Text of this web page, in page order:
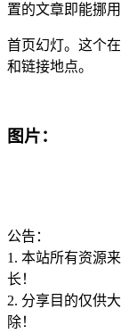
置的文章即能挪用
首页幻灯。这个
和链接地点。
图片：
公告：
1. 本站所有资源
长！
2. 分享目的仅供
除！